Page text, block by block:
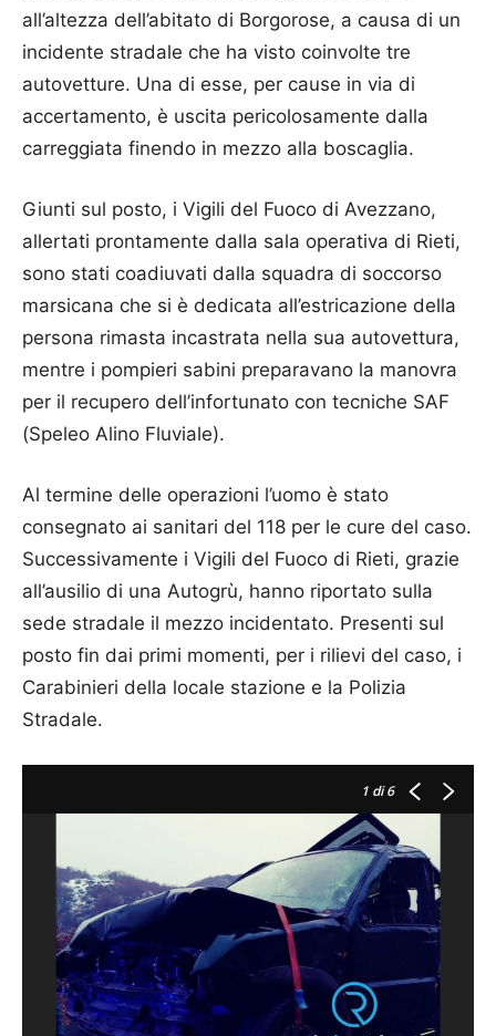
all’altezza dell’abitato di Borgorose, a causa di un
incidente stradale che ha visto coinvolte tre
autovetture. Una di esse, per cause in via di
accertamento, è uscita pericolosamente dalla
carreggiata finendo in mezzo alla boscaglia.
Giunti sul posto, i Vigili del Fuoco di Avezzano,
allertati prontamente dalla sala operativa di Rieti,
sono stati coadiuvati dalla squadra di soccorso
marsicana che si è dedicata all’estricazione della
persona rimasta incastrata nella sua autovettura,
mentre i pompieri sabini preparavano la manovra
per il recupero dell’infortunato con tecniche SAF
(Speleo Alino Fluviale).
Al termine delle operazioni l’uomo è stato
consegnato ai sanitari del 118 per le cure del caso.
Successivamente i Vigili del Fuoco di Rieti, grazie
all’ausilio di una Autogrù, hanno riportato sulla
sede stradale il mezzo incidentato. Presenti sul
posto fin dai primi momenti, per i rilievi del caso, i
Carabinieri della locale stazione e la Polizia
Stradale.
1 di 6